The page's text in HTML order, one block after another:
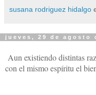
susana rodriguez hidalgo
jueves, 29 de agosto
Aun existiendo distintas
con el mismo espíritu el